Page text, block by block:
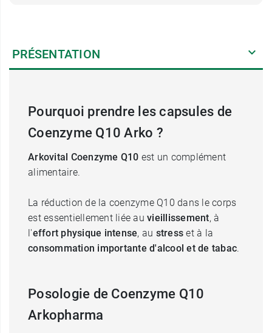
PRÉSENTATION
Pourquoi prendre les capsules de
Coenzyme Q10 Arko ?
Arkovital Coenzyme Q10 est un complément
alimentaire.
La réduction de la coenzyme Q10 dans le corps
est essentiellement liée au vieillissement, à
l'effort physique intense, au stress et à la
consommation importante d'alcool et de tabac.
Posologie de Coenzyme Q10
Arkopharma